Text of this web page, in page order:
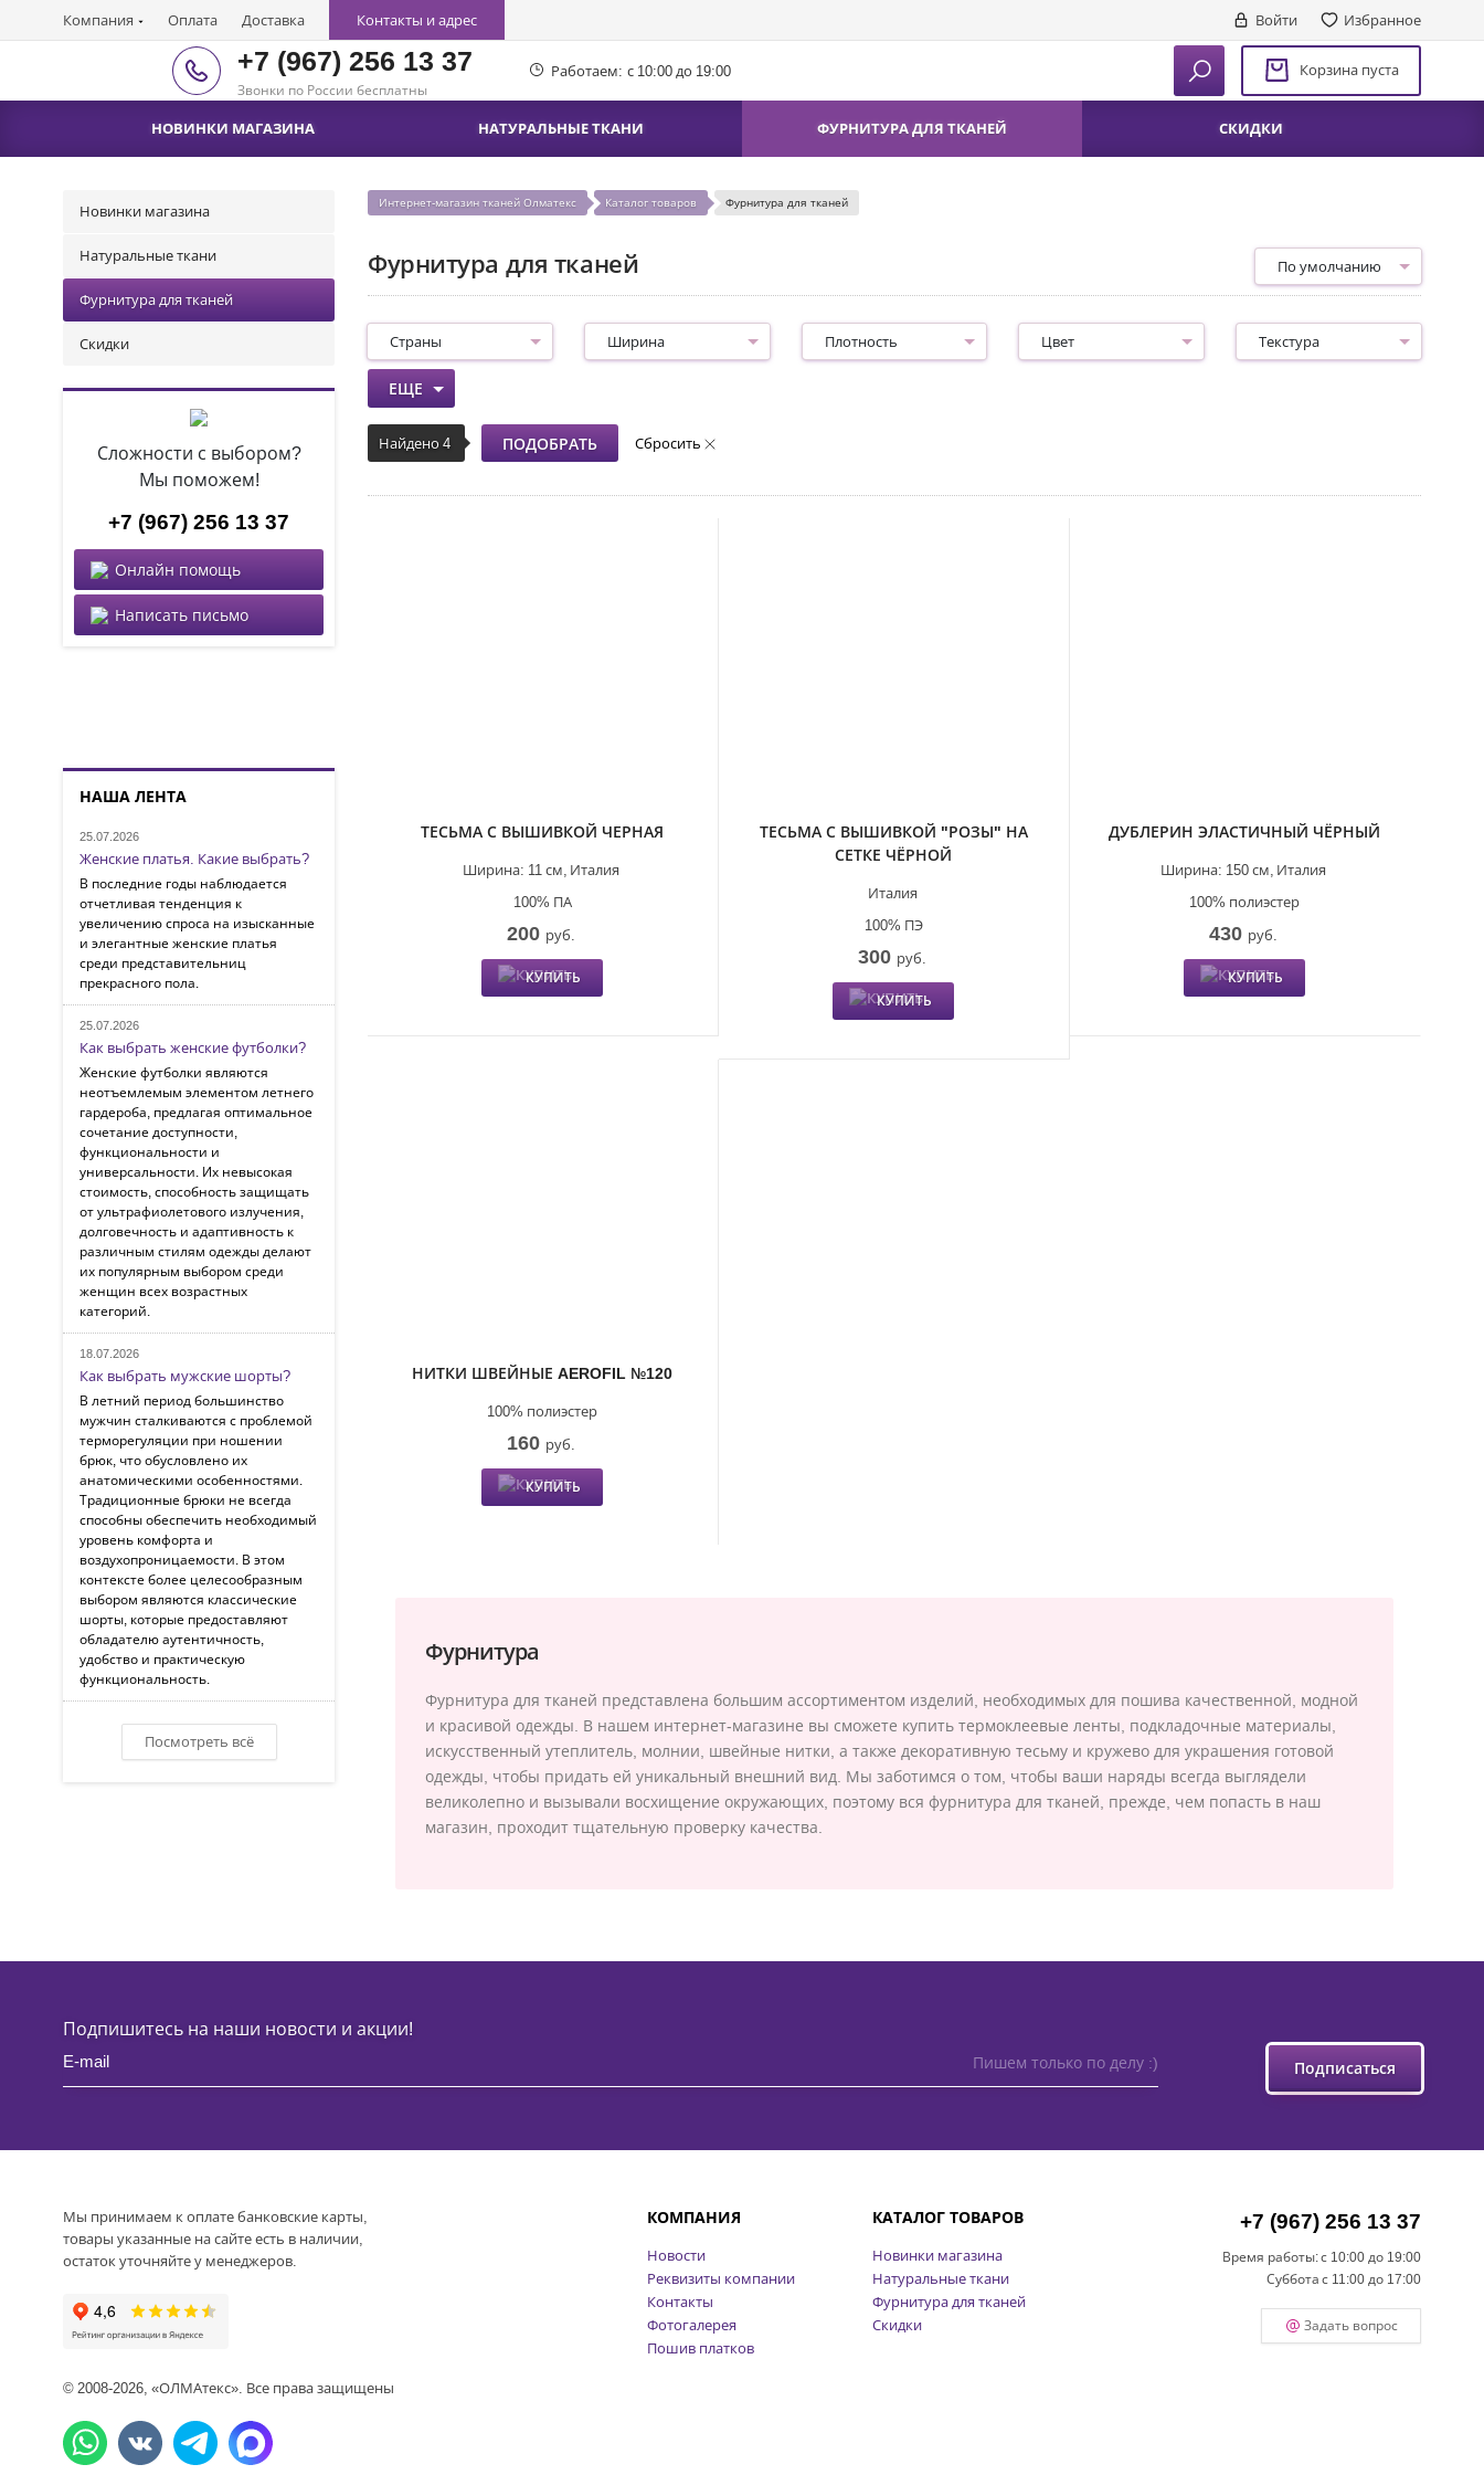
Компания Оплата Доставка Контакты и адрес Войти Избранное
+7 (967) 256 13 37
Звонки по России бесплатны
Работаем: с 10:00 до 19:00 Корзина пуста
НОВИНКИ МАГАЗИНА НАТУРАЛЬНЫЕ ТКАНИ ФУРНИТУРА ДЛЯ ТКАНЕЙ СКИДКИ
Новинки магазина
Натуральные ткани
Фурнитура для тканей
Скидки
Сложности с выбором?
Мы поможем!
+7 (967) 256 13 37
Онлайн помощь
Написать письмо
НАША ЛЕНТА
25.07.2026
Женские платья. Какие выбрать?
В последние годы наблюдается
отчетливая тенденция к
увеличению спроса на изысканные
и элегантные женские платья
среди представительниц
прекрасного пола.
25.07.2026
Как выбрать женские футболки?
Женские футболки являются
неотъемлемым элементом летнего
гардероба, предлагая оптимальное
сочетание доступности,
функциональности и
универсальности. Их невысокая
стоимость, способность защищать
от ультрафиолетового излучения,
долговечность и адаптивность к
различным стилям одежды делают
их популярным выбором среди
женщин всех возрастных
категорий.
18.07.2026
Как выбрать мужские шорты?
В летний период большинство
мужчин сталкиваются с проблемой
терморегуляции при ношении
брюк, что обусловлено их
анатомическими особенностями.
Традиционные брюки не всегда
способны обеспечить необходимый
уровень комфорта и
воздухопроницаемости. В этом
контексте более целесообразным
выбором являются классические
шорты, которые предоставляют
обладателю аутентичность,
удобство и практическую
функциональность.
Посмотреть всё
Интернет-магазин тканей Олматекс Каталог товаров Фурнитура для тканей
Фурнитура для тканей По умолчанию
Страны Ширина Плотность Цвет Текстура
ЕЩЕ
Найдено 4 Сбросить
ТЕСЬМА С ВЫШИВКОЙ ЧЕРНАЯ
Италия
Ширина: 11 см,
100% ПА
200 руб.
КУПИТЬ
ТЕСЬМА С ВЫШИВКОЙ "РОЗЫ" НА
СЕТКЕ ЧЁРНОЙ
Италия
100% ПЭ
300 руб.
КУПИТЬ
ДУБЛЕРИН ЭЛАСТИЧНЫЙ ЧЁРНЫЙ
Италия
Ширина: 150 см,
100% полиэстер
430 руб.
КУПИТЬ
НИТКИ ШВЕЙНЫЕ AEROFIL №120
100% полиэстер
160 руб.
КУПИТЬ
Фурнитура
Фурнитура для тканей представлена большим ассортиментом изделий, необходимых для пошива качественной, модной
и красивой одежды. В нашем интернет-магазине вы сможете купить термоклеевые ленты, подкладочные материалы,
искусственный утеплитель, молнии, швейные нитки, а также декоративную тесьму и кружево для украшения готовой
одежды, чтобы придать ей уникальный внешний вид. Мы заботимся о том, чтобы ваши наряды всегда выглядели
великолепно и вызывали восхищение окружающих, поэтому вся фурнитура для тканей, прежде, чем попасть в наш
магазин, проходит тщательную проверку качества.
Подпишитесь на наши новости и акции!
Пишем только по делу :) Подписаться
Мы принимаем к оплате банковские карты,
товары указанные на сайте есть в наличии,
остаток уточняйте у менеджеров.
© 2008-2026, «ОЛМАтекс». Все права защищены
КОМПАНИЯ
Новости
Реквизиты компании
Контакты
Фотогалерея
Пошив платков
КАТАЛОГ ТОВАРОВ
Новинки магазина
Натуральные ткани
Фурнитура для тканей
Скидки
+7 (967) 256 13 37
Время работы:с 10:00 до 19:00
Субботас 11:00 до 17:00
Задать вопрос